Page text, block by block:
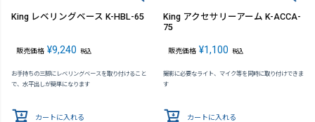
King レベリングベース K-HBL-65
販売価格 ¥9,240 税込
お手持ちの三脚にレベリングベースを取り付けること
で、水平出しが簡単になります
カートに入れる
King アクセサリーアーム K-ACCA-
75
販売価格 ¥1,100 税込
撮影に必要なライト、マイク等を同時に取り付けできま
す
カートに入れる